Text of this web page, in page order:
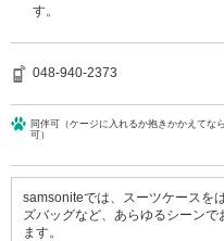
す。
048-940-2373
同伴可（ケージに入れるか抱きかかえてなら
可）
samsoniteでは、スーツケースを
ズバッグなど、あらゆるシーン
ます。